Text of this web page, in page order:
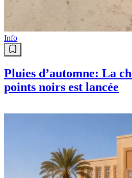
Info
Pluies d’automne: La
points noirs est lancée